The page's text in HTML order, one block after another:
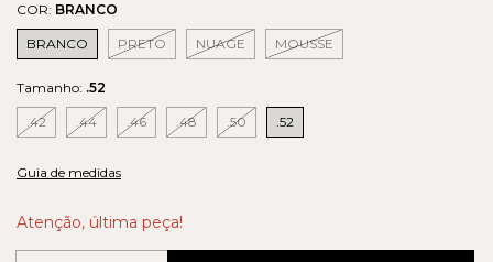
COR: BRANCO
BRANCO PRETO NUAGE MOUSSE
Tamanho: .52
.42 .44 .46 .48 .50 .52
Guia de medidas
Atenção, última peça!